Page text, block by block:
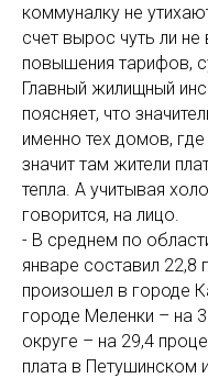
коммуналку не
счет вырос чуть ли
повышения тарифов,
Главный жилищный
поясняет, что
именно тех домов,
значит там жители
тепла. А учитывая
говорится, на лицо.
- В среднем по
январе составил
произошел в городе
городе Меленки – на
округе – на 29,4
плата в Петушинском